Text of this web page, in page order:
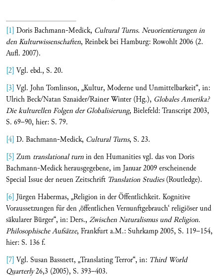
[1] Doris Bachmann-Medick, Cultural Turns. Neuorientierungen in
den Kulturwissenschaften, Reinbek bei Hamburg: Rowohlt 2006 (2.
Aufl. 2007).
[2] Vgl. ebd., S. 20.
[3] Vgl. John Tomlinson, „Kultur, Moderne und Unmittelbarkeit“, in:
Ulrich Beck/Natan Sznaider/Rainer Winter (Hg.), Globales Amerika?
Die kulturellen Folgen der Globalisierung, Bielefeld: Transcript 2003,
S. 69–90, hier: S. 79.
[4] D. Bachmann-Medick, Cultural Turns, S. 23.
[5] Zum translational turnin den Humanities vgl. das von Doris
Bachmann-Medick herausgegebene, im Januar 2009 erscheinende
Special Issue der neuen Zeitschrift Translation Studies(Routledge).
[6]Jürgen Habermas, „Religion in der Öffentlichkeit. Kognitive
Voraussetzungen für den ‚öffentlichen Vernunftgebrauch‘ religiöser und
säkularer Bürger“, in: Ders., Zwischen Naturalismus und Religion.
Philosophische Aufsätze, Frankfurt a.M.: Suhrkamp 2005, S. 119–154,
hier: S. 136 f.
[7] Vgl. Susan Bassnett, „Translating Terror“, in: Third World
Quarterly26,3 (2005), S. 393–403.